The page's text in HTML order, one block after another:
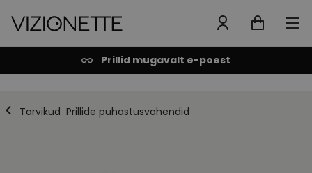
Prillid mugavalt e-poest
Tarvikud Prillide puhastusvahendid